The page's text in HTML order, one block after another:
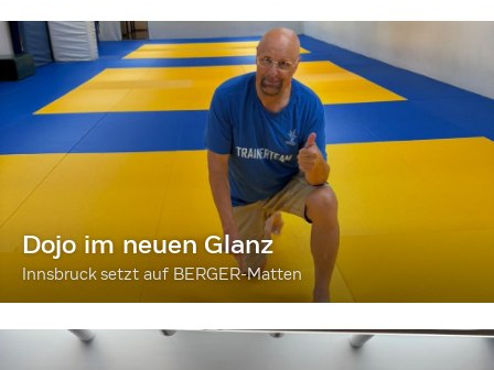
Dojo im neuen Glanz
Innsbruck setzt auf BERGER-Matten